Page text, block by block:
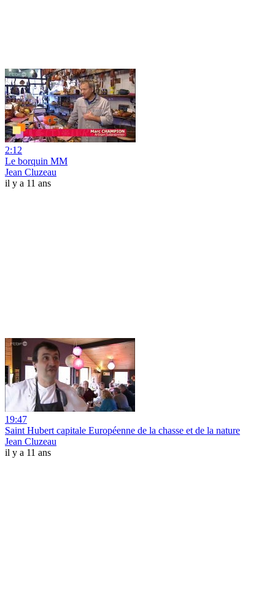
2:12
Le borquin MM
Jean Cluzeau
il y a 11 ans
19:47
Saint Hubert capitale Européenne de la chasse et de la nature
Jean Cluzeau
il y a 11 ans